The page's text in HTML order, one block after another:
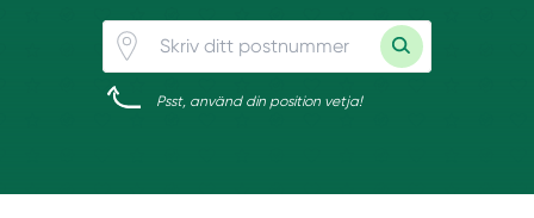
Psst, använd din position vetja!